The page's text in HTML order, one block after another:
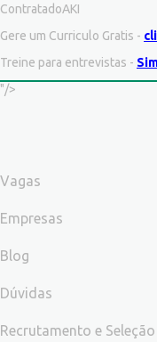
ContratadoAKI
Gere um Curriculo Gratis -
Treine para entrevistas -
"/>
Vagas
Empresas
Blog
Dúvidas
Recrutamento e Seleção